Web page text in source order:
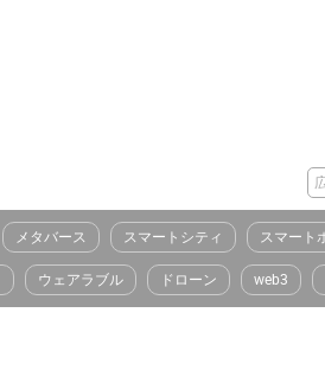
メタバース スマートシティ スマート
ウェアラブル ドローン web3